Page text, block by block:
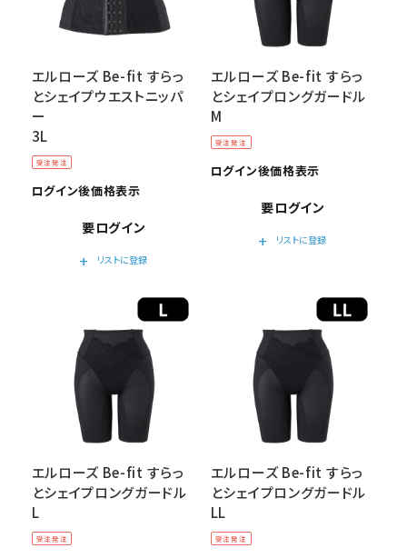
受注発注
エルローズ Be-fit すらっ
とシェイプウエストニッパ
ー
3L
ログイン後価格表示
要ログイン
add
リストに登録
受注発注
エルローズ Be-fit すらっ
とシェイプロングガードル
M
ログイン後価格表示
要ログイン
add
リストに登録
受注発注
エルローズ Be-fit すらっ
とシェイプロングガードル
L
受注発注
エルローズ Be-fit すらっ
とシェイプロングガードル
LL